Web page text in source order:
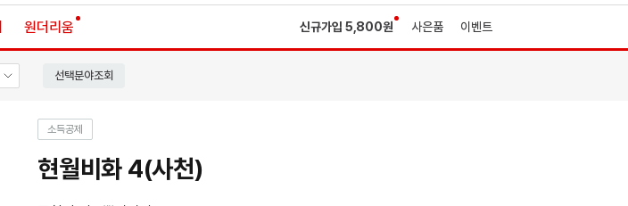
원더리움 신규가입 5,800원 사은품 이벤트
선택분야조회
소득공제
현월비화 4(사천)